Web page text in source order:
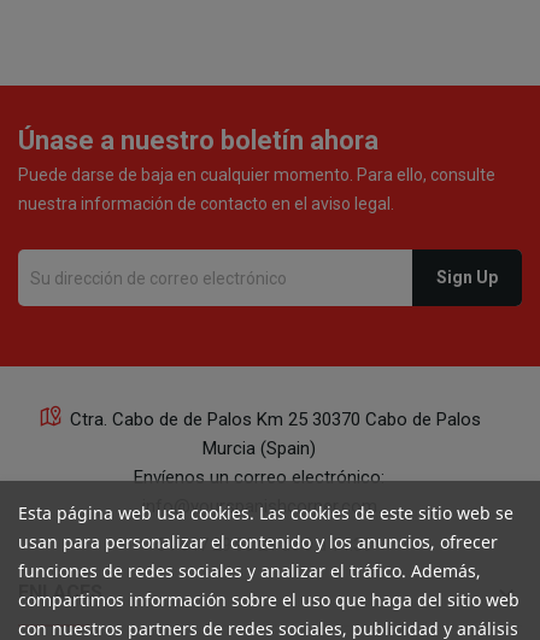
Únase a nuestro boletín ahora
Puede darse de baja en cualquier momento. Para ello, consulte
nuestra información de contacto en el aviso legal.
Ctra. Cabo de de Palos Km 25 30370 Cabo de Palos
Murcia (Spain)
Envíenos un correo electrónico:
info@yourspanishcorner.com
+34 647 29 98 21 de 9 a 14:30
ENLACES keyboard_arrow_down
Esta página web usa cookies. Las cookies de este sitio web se
usan para personalizar el contenido y los anuncios, ofrecer
funciones de redes sociales y analizar el tráfico. Además,
compartimos información sobre el uso que haga del sitio web
con nuestros partners de redes sociales, publicidad y análisis